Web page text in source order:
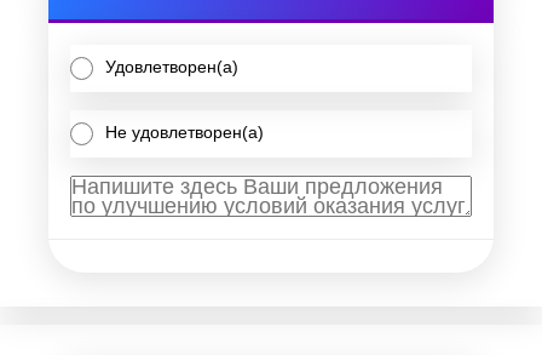
Удовлетворен(а)
Не удовлетворен(а)